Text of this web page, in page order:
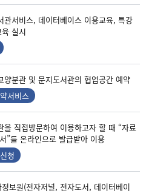
관서비스, 데이터베이스 이용교육, 특강
실시
양분관 및 문지도서관의 협업공간 예약
서비스
을 직접방문하여 이용하고자 할 때 “자료
”를 온라인으로 발급받아 이용
청
보원(전자저널, 전자도서, 데이터베이